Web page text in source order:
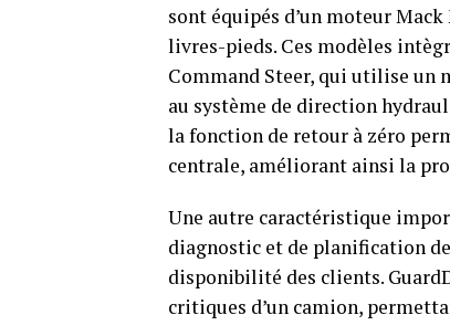
sont équipés d’un moteur
livres-pieds. Ces modèles
Command Steer, qui utilise un
au système de direction
la fonction de retour à zéro
centrale, améliorant ainsi la
Une autre caractéristique
diagnostic et de planification
disponibilité des clients.
critiques d’un camion,